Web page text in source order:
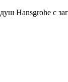
Hansgrohe с